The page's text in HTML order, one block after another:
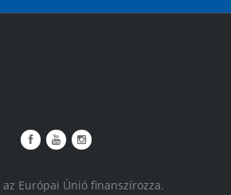
Európai Únió finanszírozza.